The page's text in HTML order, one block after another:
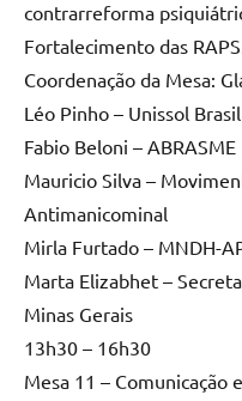
contrarreforma
Fortalecimento das
Coordenação da Mesa:
Léo Pinho – Unissol Brasil
Fabio Beloni – ABRASME
Mauricio Silva –
Antimanicominal
Mirla Furtado – MNDH-
Marta Elizabhet –
Minas Gerais
13h30 – 16h30
Mesa 11 –